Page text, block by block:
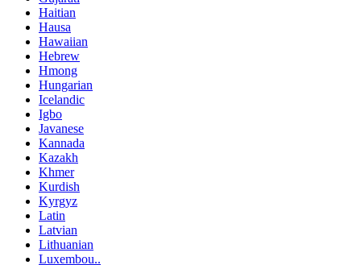
Haitian
Hausa
Hawaiian
Hebrew
Hmong
Hungarian
Icelandic
Igbo
Javanese
Kannada
Kazakh
Khmer
Kurdish
Kyrgyz
Latin
Latvian
Lithuanian
Luxembou..